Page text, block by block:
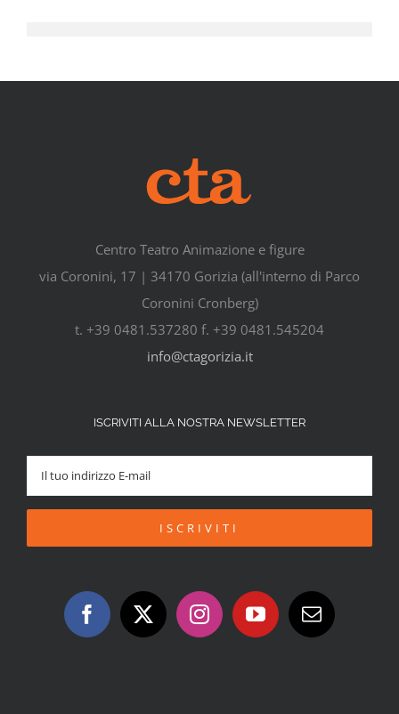
Centro Teatro Animazione e figure
via Coronini, 17 | 34170 Gorizia (all'interno di Parco
Coronini Cronberg)
t. +39 0481.537280 f. +39 0481.545204
info@ctagorizia.it
ISCRIVITI ALLA NOSTRA NEWSLETTER